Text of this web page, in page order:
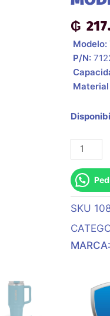
₲
 Modelo:
 P/N:


Vaso
Igloo
950ml
Azul
Moderno
C/Pajita
71223
cantidad
SKU
MARCA: